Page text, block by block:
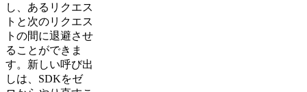
し、あるリクエス
トと次のリクエス
トの間に退避させ
ることができま
す。新しい呼び出
しは、SDKをゼ